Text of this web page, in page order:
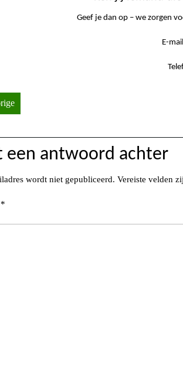
Geef je dan op – we zorgen
E-
Vorige bericht:
een antwoord achter
wordt niet gepubliceerd. Vereiste velden
*